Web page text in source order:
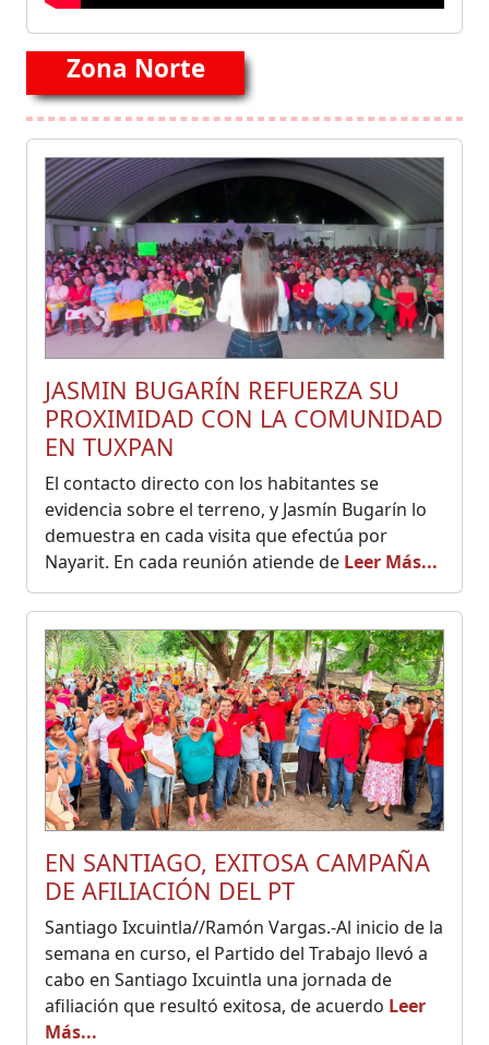
Zona Norte
JASMIN BUGARÍN REFUERZA SU
PROXIMIDAD CON LA COMUNIDAD
EN TUXPAN
El contacto directo con los habitantes se
evidencia sobre el terreno, y Jasmín Bugarín lo
demuestra en cada visita que efectúa por
Nayarit. En cada reunión atiende de Leer Más...
EN SANTIAGO, EXITOSA CAMPAÑA
DE AFILIACIÓN DEL PT
Santiago Ixcuintla//Ramón Vargas.-Al inicio de la
semana en curso, el Partido del Trabajo llevó a
cabo en Santiago Ixcuintla una jornada de
afiliación que resultó exitosa, de acuerdo Leer
Más...